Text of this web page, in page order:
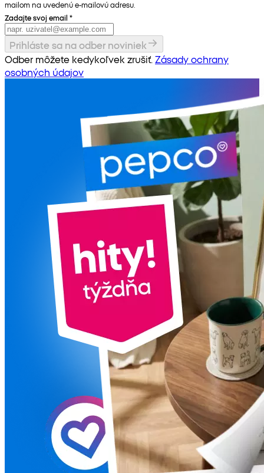
mailom na uvedenú e-mailovú adresu.
Zadajte svoj email *
Prihláste sa na odber noviniek
Odber môžete kedykoľvek zrušiť. Zásady ochrany
osobných údajov